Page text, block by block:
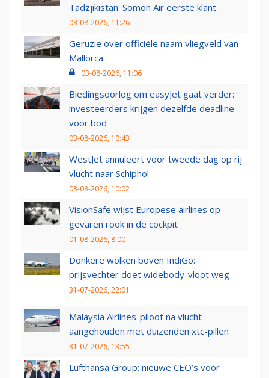
Tadzjikistan: Somon Air eerste klant
03-08-2026, 11:26
Geruzie over officiële naam vliegveld van
Mallorca
03-08-2026, 11:06
Biedingsoorlog om easyJet gaat verder:
investeerders krijgen dezelfde deadline
voor bod
03-08-2026, 10:43
WestJet annuleert voor tweede dag op rij
vlucht naar Schiphol
03-08-2026, 10:02
VisionSafe wijst Europese airlines op
gevaren rook in de cockpit
01-08-2026, 8:00
Donkere wolken boven IndiGo:
prijsvechter doet widebody-vloot weg
31-07-2026, 22:01
Malaysia Airlines-piloot na vlucht
aangehouden met duizenden xtc-pillen
31-07-2026, 13:55
Lufthansa Group: nieuwe CEO’s voor